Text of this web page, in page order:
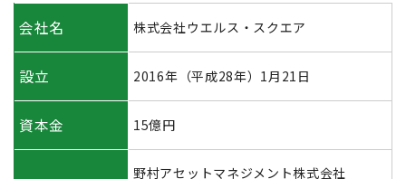
会社名 株式会社ウエルス・スクエア
設立 2016年（平成28年）1月21日
資本金 15億円
野村アセットマネジメント株式会社